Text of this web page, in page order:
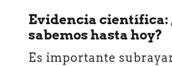
Evidencia científica:
sabemos hasta hoy?
Es importante